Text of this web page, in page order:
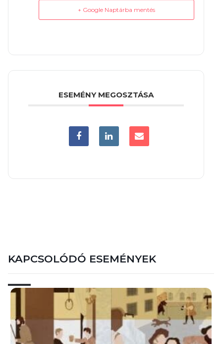
+ Google Naptárba mentés
ESEMÉNY MEGOSZTÁSA
KAPCSOLÓDÓ ESEMÉNYEK